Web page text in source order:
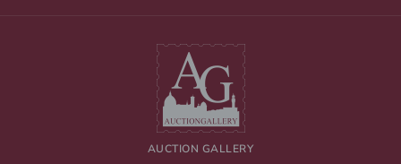
AUCTION GALLERY